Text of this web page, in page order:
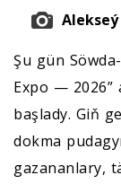
Şu gün
Expo — 2026”
başlady. Giň
dokma
gazananlary,